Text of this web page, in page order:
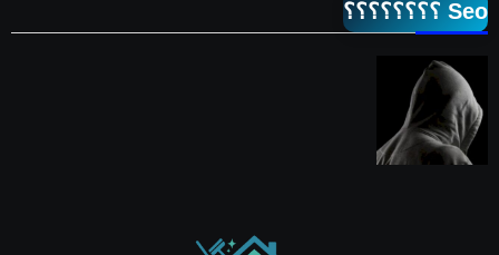
Seo ؟؟؟؟؟؟؟؟